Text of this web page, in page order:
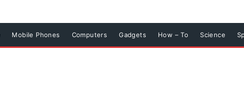
Mobile Phones Computers Gadgets How – To Science